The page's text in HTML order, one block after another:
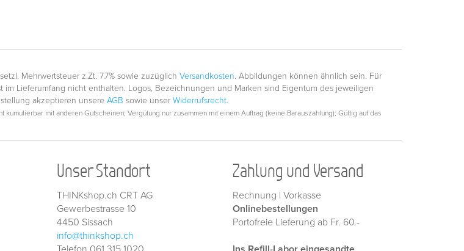
Mehrwertsteuer z.Zt. 7.7% sowie zuzüglich Versandkosten. Abbildungen können ähnlich sein. Für
Lieferumfang nicht enthalten. Logos, Bezeichnungen und Marken sind Eigentum des jeweiligen
akzeptieren unsere AGB sowie unser Widerrufsrecht.
mit anderen Gutscheinen; Vergütung nur zusammen mit einem Auftrag (keine Barauszahlung); Gültig auf das
Unser Standort
THINKshop.ch CRT AG
Gewerbestrasse 10
4450 Sissach
info@thinkshop.ch
Zahlung und Versand
Rechnung | Vorkasse
Onlinebestellungen
Portofreie Lieferung ab Fr. 60.-